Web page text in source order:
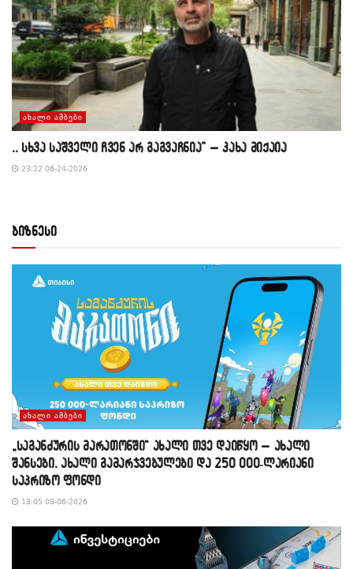
ᲐᲮᲐᲚᲘ ᲐᲛᲑᲔᲑᲘ
,, სხვა საშველი ჩვენ არ გაგვაჩნია” – კახა მიქაია
23:22 06-24-2026
ბიზნესი
ᲐᲮᲐᲚᲘ ᲐᲛᲑᲔᲑᲘ
„საგანძურის მარათონში“ ახალი თვე დაიწყო – ახალი
შანსები, ახალი გამარჯვებულები და 250 000-ლარიანი
საპრიზო ფონდი
13:05 08-06-2026